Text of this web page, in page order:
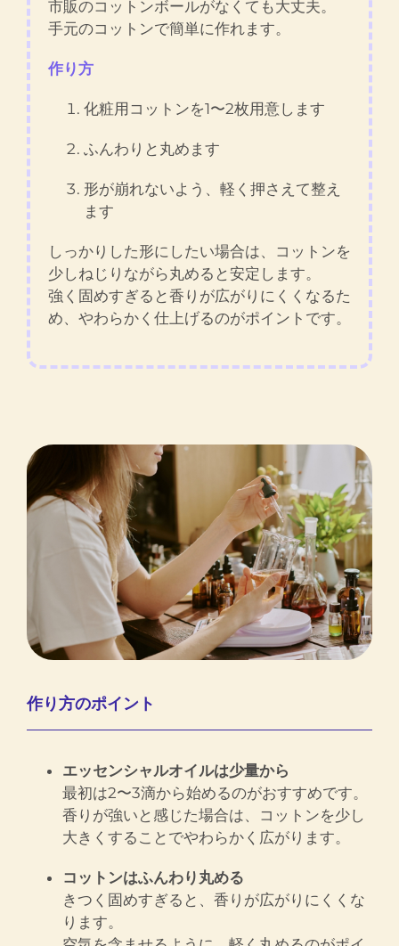
市販のコットンボールがなくても大丈夫。
手元のコットンで簡単に作れます。
作り方
化粧用コットンを1〜2枚用意します
ふんわりと丸めます
形が崩れないよう、軽く押さえて整え
ます
しっかりした形にしたい場合は、コットンを
少しねじりながら丸めると安定します。
強く固めすぎると香りが広がりにくくなるた
め、やわらかく仕上げるのがポイントです。
作り方のポイント
エッセンシャルオイルは少量から
最初は2〜3滴から始めるのがおすすめです。
香りが強いと感じた場合は、コットンを少し
大きくすることでやわらかく広がります。
コットンはふんわり丸める
きつく固めすぎると、香りが広がりにくくな
ります。